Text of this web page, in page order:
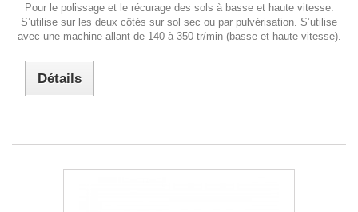
Pour le polissage et le récurage des sols à basse et haute vitesse.
S’utilise sur les deux côtés sur sol sec ou par pulvérisation. S’utilise
avec une machine allant de 140 à 350 tr/min (basse et haute vitesse).
Détails